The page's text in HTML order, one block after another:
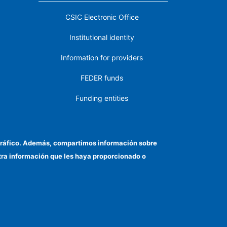
CSIC Electronic Office
Institutional identity
Information for providers
FEDER funds
Funding entities
Location
Además, compartimos información sobre
información que les haya proporcionado o